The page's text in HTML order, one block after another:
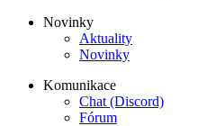
Novinky
Aktuality
Novinky
Komunikace
Chat (Discord)
Fórum